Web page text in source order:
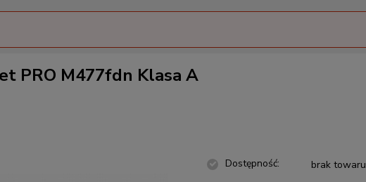
PRO M477fdn Klasa A
Dostępność: brak towaru